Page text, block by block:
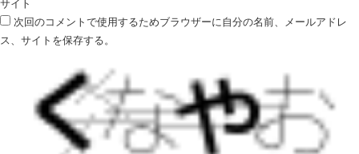
サイト
次回のコメントで使用するためブラウザーに自分の名前、メールアドレ
ス、サイトを保存する。